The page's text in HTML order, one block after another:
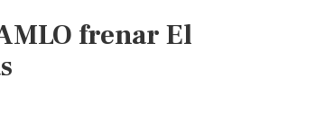
frenar El